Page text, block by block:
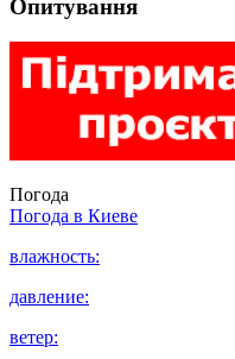
Опитування
Погода
Погода в Киеве
влажность:
давление:
ветер: